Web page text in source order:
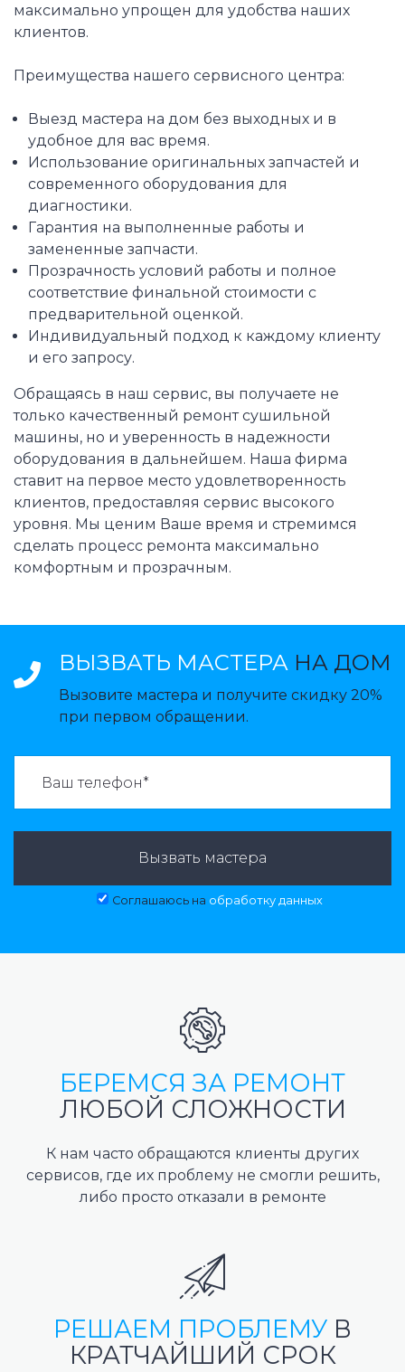
максимально упрощен для удобства наших
клиентов.
Преимущества нашего сервисного центра:
Выезд мастера на дом без выходных и в
удобное для вас время.
Использование оригинальных запчастей и
современного оборудования для
диагностики.
Гарантия на выполненные работы и
замененные запчасти.
Прозрачность условий работы и полное
соответствие финальной стоимости с
предварительной оценкой.
Индивидуальный подход к каждому клиенту
и его запросу.
Обращаясь в наш сервис, вы получаете не
только качественный ремонт сушильной
машины, но и уверенность в надежности
оборудования в дальнейшем. Наша фирма
ставит на первое место удовлетворенность
клиентов, предоставляя сервис высокого
уровня. Мы ценим Ваше время и стремимся
сделать процесс ремонта максимально
комфортным и прозрачным.
ВЫЗВАТЬ МАСТЕРА НА ДОМ
Вызовите мастера и получите скидку 20%
при первом обращении.
Вызвать мастера
Соглашаюсь на обработку данных
БЕРЕМСЯ ЗА РЕМОНТ
ЛЮБОЙ СЛОЖНОСТИ
К нам часто обращаются клиенты других
сервисов, где их проблему не смогли решить,
либо просто отказали в ремонте
РЕШАЕМ ПРОБЛЕМУ В
КРАТЧАЙШИЙ СРОК